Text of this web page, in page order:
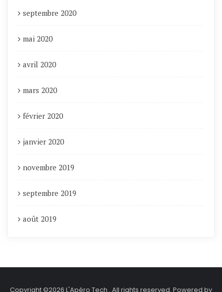
septembre 2020
mai 2020
avril 2020
mars 2020
février 2020
janvier 2020
novembre 2019
septembre 2019
août 2019
Copyright ©2026 L'Apéro Tech . All rights reserved. Powered by